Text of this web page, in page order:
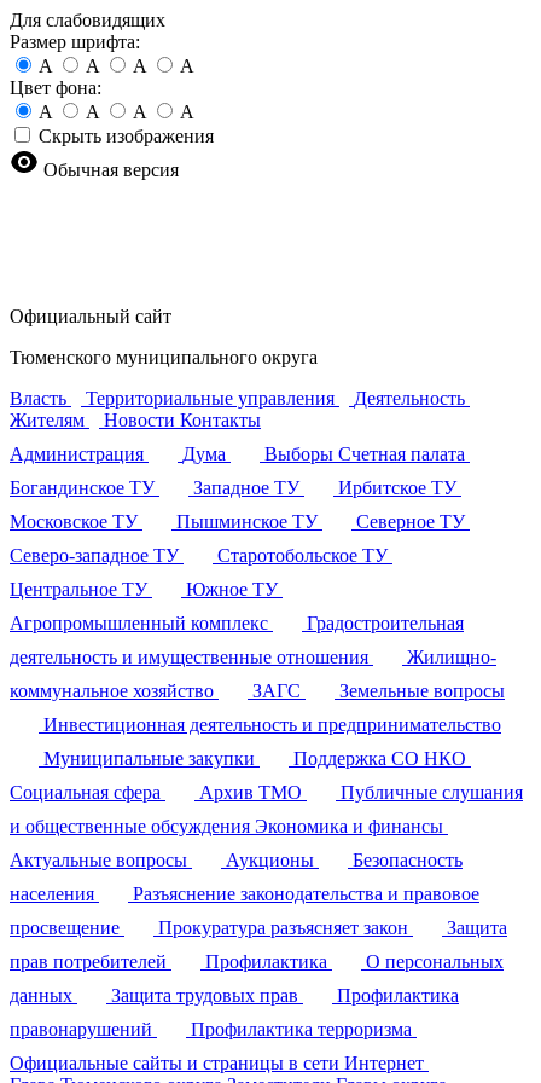
Для слабовидящих
Размер шрифта:
A
A A
A
Цвет фона:
A
A A
A
Скрыть изображения
Обычная версия
Официальный сайт
Тюменского муниципального округа
Власть
Территориальные управления
Деятельность
Жителям
Новости Контакты
Администрация
Дума Выборы Счетная палата
Богандинское ТУ
Западное ТУ
Ирбитское ТУ
Московское ТУ
Пышминское ТУ
Северное ТУ
Северо-западное ТУ
Старотобольское ТУ
Центральное ТУ
Южное ТУ
Агропромышленный комплекс
Градостроительная
деятельность и имущественные отношения
Жилищно-
коммунальное хозяйство
ЗАГС
Земельные вопросы
Инвестиционная деятельность и предпринимательство
Муниципальные закупки
Поддержка СО НКО
Социальная сфера
Архив ТМО
Публичные слушания
и общественные обсуждения Экономика и финансы
Актуальные вопросы
Аукционы
Безопасность
населения
Разъяснение законодательства и правовое
просвещение
Прокуратура разъясняет закон
Защита
прав потребителей
Профилактика
О персональных
данных
Защита трудовых прав
Профилактика
правонарушений
Профилактика терроризма
Официальные сайты и страницы в сети Интернет